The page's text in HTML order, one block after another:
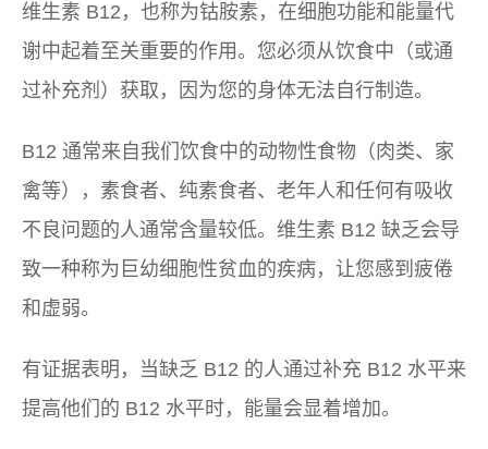
维生素 B12，也称为钴胺素，在细胞功能和能量代
谢中起着至关重要的作用。您必须从饮食中（或通
过补充剂）获取，因为您的身体无法自行制造。
B12 通常来自我们饮食中的动物性食物（肉类、家
禽等），素食者、纯素食者、老年人和任何有吸收
不良问题的人通常含量较低。维生素 B12 缺乏会导
致一种称为巨幼细胞性贫血的疾病，让您感到疲倦
和虚弱。
有证据表明，当缺乏 B12 的人通过补充 B12 水平来
提高他们的 B12 水平时，能量会显着增加。